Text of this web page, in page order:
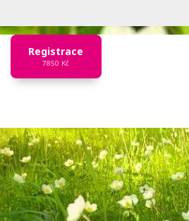
Registrace
7850 Kč